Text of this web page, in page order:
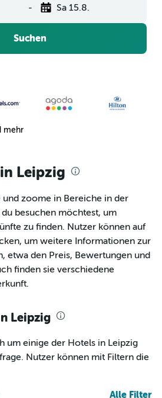
- Sa 15.8.
Suchen
mehr
Leipzig
zoome in Bereiche in der
besuchen möchtest, um
zu finden. Nutzer können auf
um weitere Informationen zur
etwa den Preis, Bewertungen und
finden sie verschiedene
Leipzig
um einige der Hotels in Leipzig
Nutzer können mit Filtern die
Alle Filter